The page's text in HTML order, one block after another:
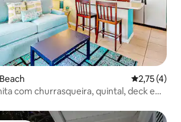
2,75 de
2,75 (4)
com churrasqueira, quintal, deck e